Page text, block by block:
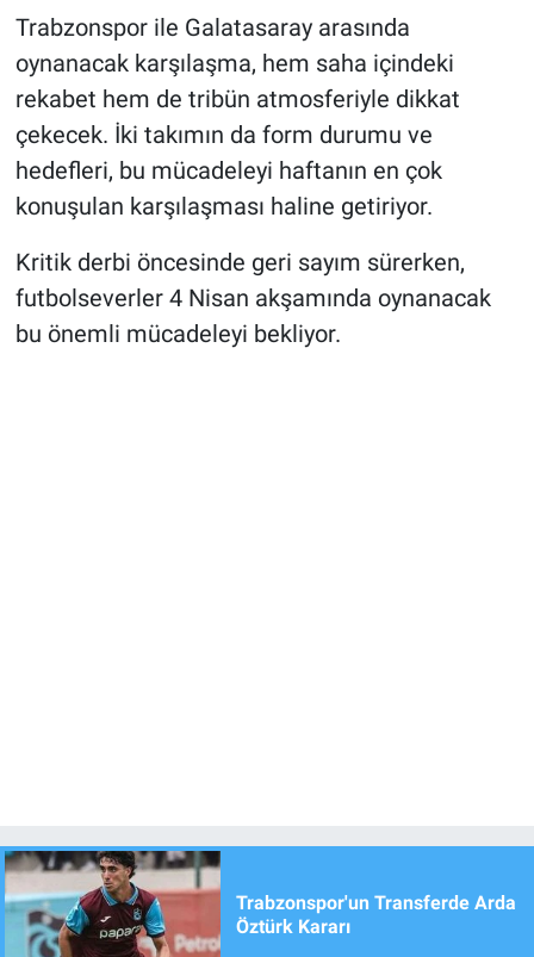
Trabzonspor ile Galatasaray arasında
oynanacak karşılaşma, hem saha içindeki
rekabet hem de tribün atmosferiyle dikkat
çekecek. İki takımın da form durumu ve
hedefleri, bu mücadeleyi haftanın en çok
konuşulan karşılaşması haline getiriyor.
Kritik derbi öncesinde geri sayım sürerken,
futbolseverler 4 Nisan akşamında oynanacak
bu önemli mücadeleyi bekliyor.
Trabzonspor'un Transferde Arda
Öztürk Kararı